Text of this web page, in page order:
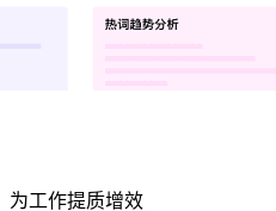
为工作提质增效